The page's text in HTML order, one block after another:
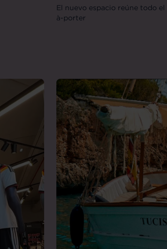
El nuevo espacio reúne todo
à-porter